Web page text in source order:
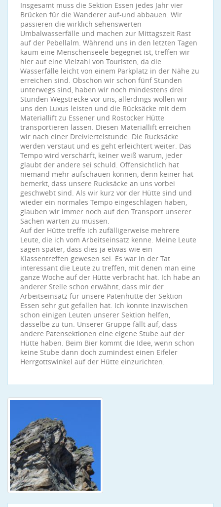
Insgesamt muss die Sektion Essen jedes Jahr vier
Brücken für die Wanderer auf-und abbauen. Wir
passieren die wirklich sehenswerten
Umbalwasserfälle und machen zur Mittagszeit Rast
auf der Pebellalm. Während uns in den letzten Tagen
kaum eine Menschenseele begegnet ist, treffen wir
hier auf eine Vielzahl von Touristen, da die
Wasserfälle leicht von einem Parkplatz in der Nähe zu
erreichen sind. Obschon wir schon fünf Stunden
unterwegs sind, haben wir noch mindestens drei
Stunden Wegstrecke vor uns, allerdings wollen wir
uns den Luxus leisten und die Rücksäcke mit dem
Materiallift zu Essener und Rostocker Hütte
transportieren lassen. Diesen Materiallift erreichen
wir nach einer Dreiviertelstunde. Die Rucksäcke
werden verstaut und es geht erleichtert weiter. Das
Tempo wird verschärft, keiner weiß warum, jeder
glaubt der andere sei schuld. Offensichtlich hat
niemand mehr aufschauen können, denn keiner hat
bemerkt, dass unsere Rucksäcke an uns vorbei
geschwebt sind. Als wir kurz vor der Hütte sind und
wieder ein normales Tempo eingeschlagen haben,
glauben wir immer noch auf den Transport unserer
Sachen warten zu müssen.
Auf der Hütte treffe ich zufälligerweise mehrere
Leute, die ich vom Arbeitseinsatz kenne. Meine Leute
sagen später, dass dies ja etwas wie ein
Klassentreffen gewesen sei. Es war in der Tat
interessant die Leute zu treffen, mit denen man eine
ganze Woche auf der Hütte verbracht hat. Ich habe an
anderer Stelle schon erwähnt, dass mir der
Arbeitseinsatz für unsere Patenhütte der Sektion
Essen sehr gut gefallen hat. Ich konnte inzwischen
schon einigen Leuten unserer Sektion helfen,
dasselbe zu tun. Unserer Gruppe fällt auf, dass
andere Patensektionen eine eigene Stube auf der
Hütte haben. Beim Bier kommt die Idee, wenn schon
keine Stube dann doch zumindest einen Eifeler
Herrgottswinkel auf der Hütte einzurichten.